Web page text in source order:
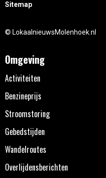
Sitemap
© LokaalnieuwsMolenhoek.nl
Omgeving
Activiteiten
Benzineprijs
Stroomstoring
Gebedstijden
Wandelroutes
Overlijdensberichten